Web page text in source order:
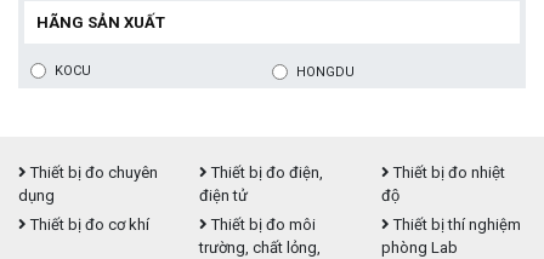
HÃNG SẢN XUẤT
KOCU HONGDU
Thiết bị đo chuyên
dụng
Thiết bị đo điện,
điện tử
Thiết bị đo nhiệt
độ
Thiết bị đo cơ khí
Thiết bị đo môi
trường, chất lỏng,
Thiết bị thí nghiệm
phòng Lab